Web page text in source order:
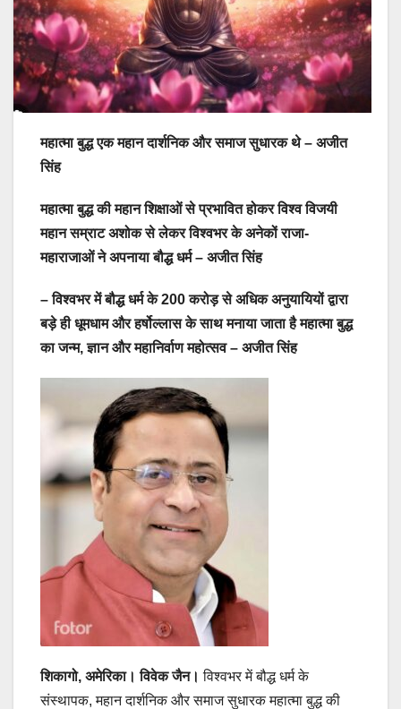
महात्मा बुद्ध एक महान दार्शनिक और समाज सुधारक थे – अजीत
सिंह
महात्मा बुद्ध की महान शिक्षाओं से प्रभावित होकर विश्व विजयी
महान सम्राट अशोक से लेकर विश्वभर के अनेकों राजा-
महाराजाओं ने अपनाया बौद्ध धर्म – अजीत सिंह
– विश्वभर में बौद्ध धर्म के 200 करोड़ से अधिक अनुयायियों द्वारा
बड़े ही धूमधाम और हर्षोल्लास के साथ मनाया जाता है महात्मा बुद्ध
का जन्म, ज्ञान और महानिर्वाण महोत्सव – अजीत सिंह
शिकागो, अमेरिका। विवेक जैन। विश्वभर में बौद्ध धर्म के
संस्थापक, महान दार्शनिक और समाज सुधारक महात्मा बुद्ध की